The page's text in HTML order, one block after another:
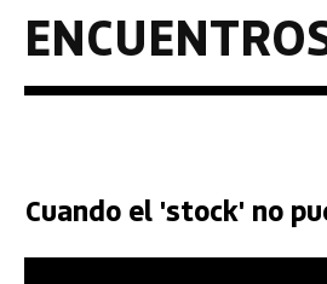
Cuando el 'stock' no